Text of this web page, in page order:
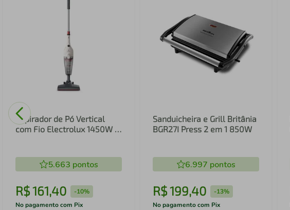
Aspirador de Pó Vertical
com Fio Electrolux 1450W 2
5.663 pontos
R$161,40 -10%
No pagamento com Pix
Sanduicheira e Grill Britânia
BGR27I Press 2 em 1 850W
6.997 pontos
R$199,40 -13%
No pagamento com Pix